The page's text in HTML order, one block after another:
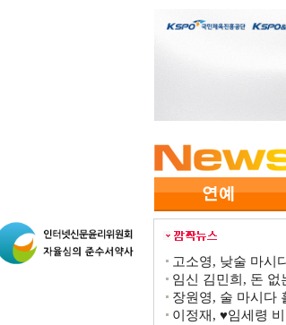
고소영, 낮술 마시
임신 김민희, 돈
장원영, 술 마시다
이정재, ♥임세령